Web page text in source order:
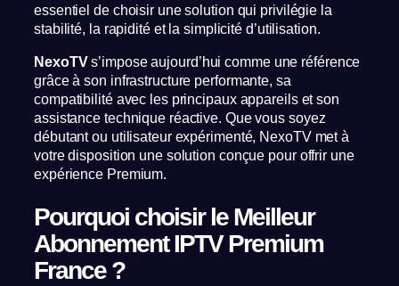
essentiel de choisir une solution qui privilégie la
stabilité, la rapidité et la simplicité d’utilisation.
NexoTVs’impose aujourd’hui comme une référence
grâce à son infrastructure performante, sa
compatibilité avec les principaux appareils et son
assistance technique réactive. Que vous soyez
débutant ou utilisateur expérimenté, NexoTV met à
votre disposition une solution conçue pour offrir une
expérience Premium.
Pourquoi choisir le Meilleur
Abonnement IPTV Premium
France ?